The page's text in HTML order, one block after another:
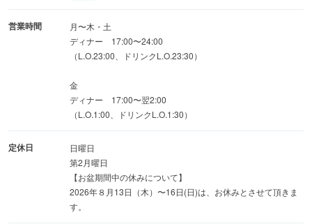
企業様でのご利用に関しましても、安心してご利用くださ
└インボイス登録番号:T-6120002057260
営業時間
月〜木・土
ディナー 17:00〜24:00
（L.O.23:00、ドリンクL.O.23:30）
金
ディナー 17:00〜翌2:00
（L.O.1:00、ドリンクL.O.1:30）
定休日
日曜日
第2月曜日
【お盆期間中の休みについて】
2026年８月13日（木）〜16日(日)は、お休みとさせて頂きま
す。